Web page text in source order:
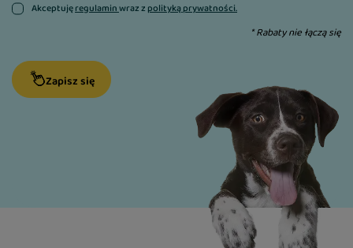
Akceptujęregulaminwraz zpolityką prywatności.
* Rabaty nie łączą się
Zapisz się